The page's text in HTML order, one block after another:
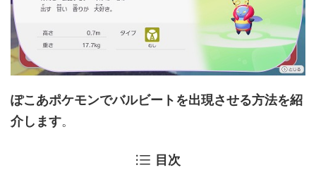
ぽこあポケモンでバルビートを出現させる方法を紹
介します。
目次